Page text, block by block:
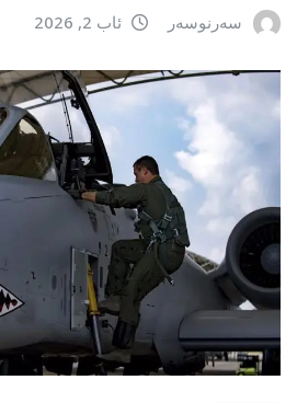
سەرنوسەر ئاب 2, 2026